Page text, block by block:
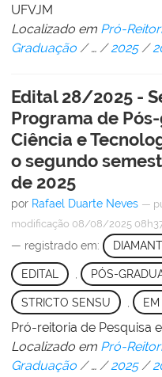
UFVJM
Localizado em Pró-
Graduação /… /2025 /
Edital 28/2025 -
Programa de
Ciência e
o segundo
de 2025
por Rafael Duarte Neves —
modificação 08/08/2025
— registrado em:
EDITAL PÓS-
STRICTO SENSU
Pró-reitoria de Pesquisa
Localizado em Pró-
Graduação /… /2025 /